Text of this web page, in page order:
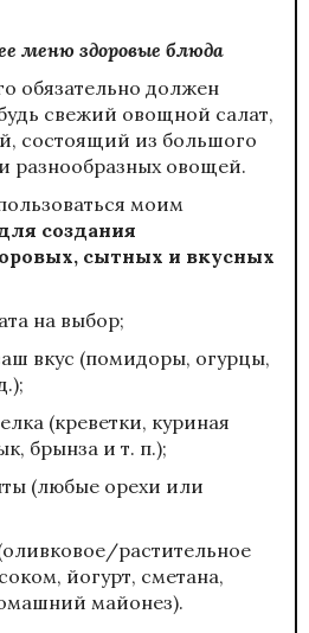
меню здоровые блюда
обязательно должен
свежий овощной салат,
состоящий из большого
разнообразных овощей.
моим
создания
сытных и вкусных
на выбор;
вкус (помидоры, огурцы,
(креветки, куриная
брынза и т. п.);
(любые орехи или
растительное
йогурт, сметана,
майонез).